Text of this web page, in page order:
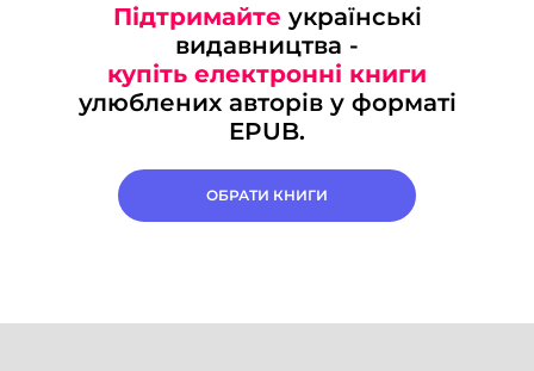
Підтримайте українські
видавництва -
купіть електронні книги
улюблених авторів у форматі
EPUB.
ОБРАТИ КНИГИ